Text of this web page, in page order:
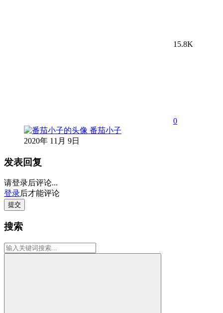
15.8K
0
番茄小子
2020年 11月 9日
发表回复
请登录后评论...
登录后才能评论
提交
搜索